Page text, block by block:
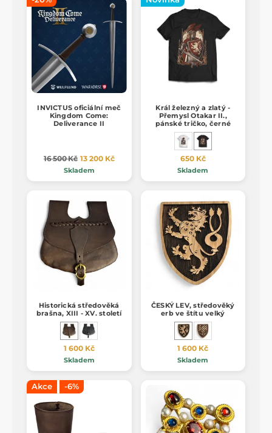
INVICTUS oficiální meč
Kingdom Come:
Deliverance II
16 500 Kč 13 200 Kč
Skladem
Král železný a zlatý -
Přemysl Otakar II.,
pánské tričko, černé
650 Kč
Skladem
Historická středověká
brašna, XIII - XV. století
1 600 Kč
Skladem
ČESKÝ LEV, středověký
erb ve štítu velký
1 600 Kč
Skladem
Akce -6%